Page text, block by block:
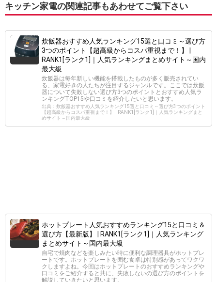
キッチン家電の関連記事もあわせてご覧下さい
炊飯器おすすめ人気ランキング15選と口コミ～選び方
3つのポイント【超高級からコスパ重視まで！】 |
RANK1[ランク1]｜人気ランキングまとめサイト～国内
最大級
炊飯器は毎年新しい機能を搭載したものが多く販売されてい
る、家電好きの人たちが注目するジャンルです。ここでは炊飯
器について失敗しない選び方3つのポイントとおすすめ人気ラ
ンキングTOP15や口コミを紹介したいと思います。
出典：炊飯器おすすめ人気ランキング15選と口コミ～選び方3つのポイント
【超高級からコスパ重視まで！】 | RANK1[ランク1]｜人気ランキングまと
めサイト～国内最大級
ホットプレート人気おすすめランキング15と口コミ＆
選び方【最新版】 | RANK1[ランク1]｜人気ランキング
まとめサイト～国内最大級
自宅で焼肉などを楽しみたい時に便利な調理器具がホットプレ
ートです。ホットプレートを囲む食卓は特別感があってワクワ
クしますよね。今回はホットプレートのおすすめランキングや
口コミをご紹介すると共に、失敗しないの選び方のポイントを
解説していきたいと思います。